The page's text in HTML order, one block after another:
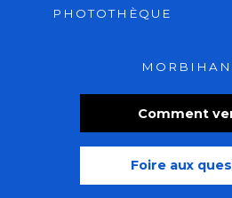
Comment
Foire aux
PHOTOTHÈQUE